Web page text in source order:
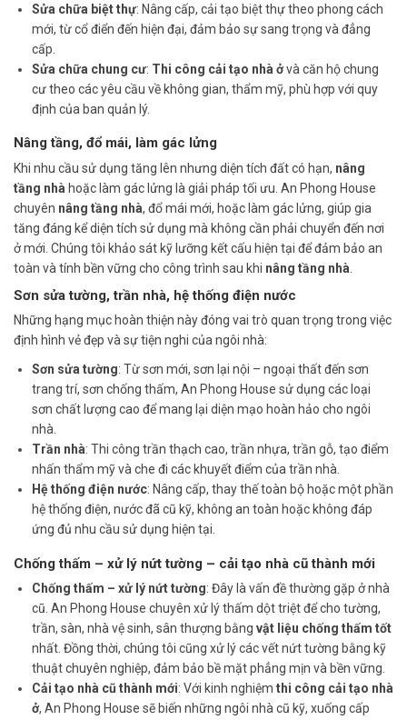
Sửa chữa biệt thự: Nâng cấp, cải tạo biệt thự theo phong cách
mới, từ cổ điển đến hiện đại, đảm bảo sự sang trọng và đẳng
cấp.
Sửa chữa chung cư: Thi công cải tạo nhà ởvà căn hộ chung
cư theo các yêu cầu về không gian, thẩm mỹ, phù hợp với quy
định của ban quản lý.
Nâng tầng, đổ mái, làm gác lửng
Khi nhu cầu sử dụng tăng lên nhưng diện tích đất có hạn, nâng
tầng nhà hoặc làm gác lửng là giải pháp tối ưu. An Phong House
chuyên nâng tầng nhà, đổ mái mới, hoặc làm gác lửng, giúp gia
tăng đáng kể diện tích sử dụng mà không cần phải chuyển đến nơi
ở mới. Chúng tôi khảo sát kỹ lưỡng kết cấu hiện tại để đảm bảo an
toàn và tính bền vững cho công trình sau khi nâng tầng nhà
Sơn sửa tường, trần nhà, hệ thống điện nước
Những hạng mục hoàn thiện này đóng vai trò quan trọng trong việc
định hình vẻ đẹp và sự tiện nghi của ngôi nhà:
Sơn sửa tường: Từ sơn mới, sơn lại nội – ngoại thất đến sơn
trang trí, sơn chống thấm, An Phong House sử dụng các loại
sơn chất lượng cao để mang lại diện mạo hoàn hảo cho ngôi
nhà.
Trần nhà: Thi công trần thạch cao, trần nhựa, trần gỗ, tạo điểm
nhấn thẩm mỹ và che đi các khuyết điểm của trần nhà.
Hệ thống điện nước: Nâng cấp, thay thế toàn bộ hoặc một phần
hệ thống điện, nước đã cũ kỹ, không an toàn hoặc không đáp
ứng đủ nhu cầu sử dụng hiện tại.
Chống thấm – xử lý nứt tường – cải tạo nhà cũ thành mới
Chống thấm – xử lý nứt tường: Đây là vấn đề thường gặp ở nhà
cũ. An Phong House chuyên xử lý thấm dột triệt để cho tường,
trần, sàn, nhà vệ sinh, sân thượng bằng vật liệu chống thấm tốt
nhất. Đồng thời, chúng tôi cũng xử lý các vết nứt tường bằng kỹ
thuật chuyên nghiệp, đảm bảo bề mặt phẳng mịn và bền vững.
Cải tạo nhà cũ thành mới: Với kinh nghiệm thi công cải tạo nhà
ở, An Phong House sẽ biến những ngôi nhà cũ kỹ, xuống cấp